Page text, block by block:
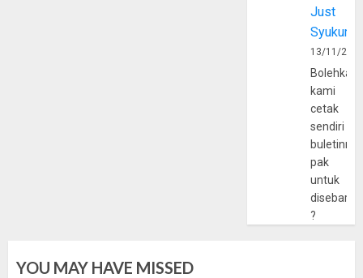
Just
Syukur
13/11/
Bolehkah
kami
cetak
sendiri
pak
untuk
?
YOU MAY HAVE MISSED